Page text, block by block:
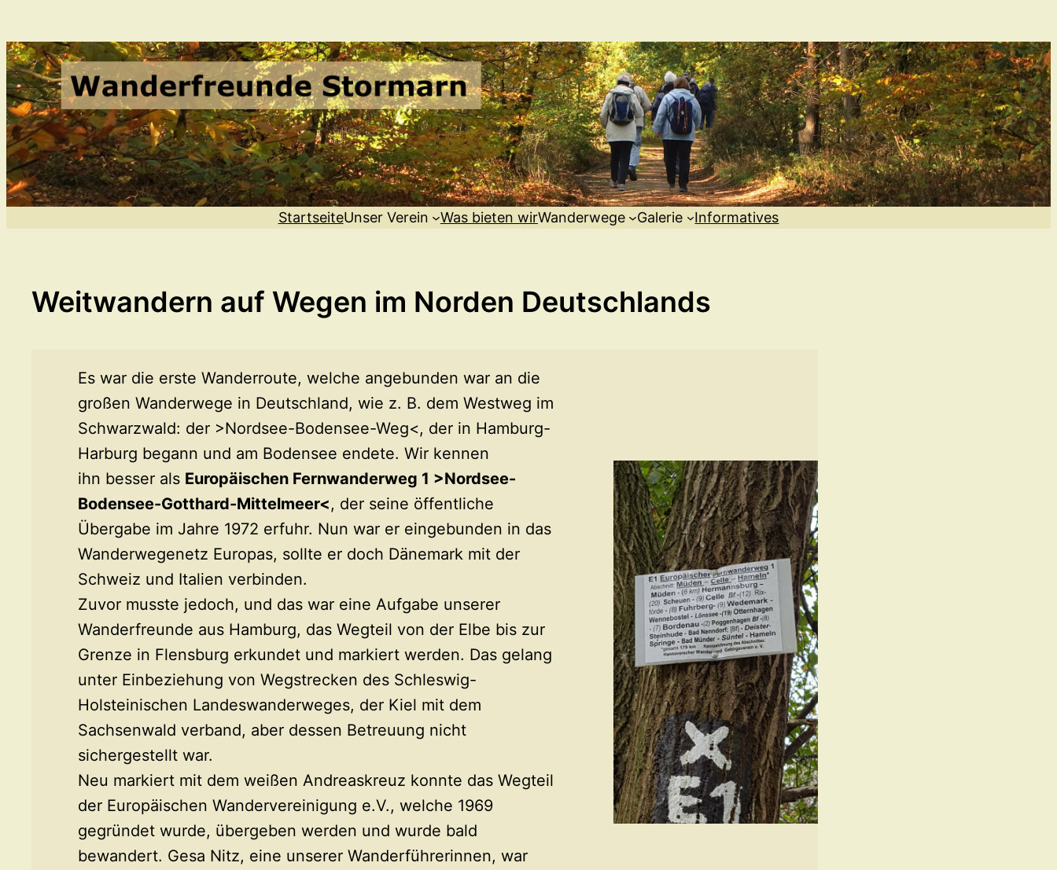
Inhalt
springen
StartseiteUnser Verein Was bieten wirWanderwege Galerie Informatives
Weitwandern auf Wegen im Norden Deutschlands
Es war die erste Wanderroute, welche angebunden war an die
großen Wanderwege in Deutschland, wie z. B. dem Westweg im
Schwarzwald: der >Nordsee-Bodensee-Weg<, der in Hamburg-
Harburg begann und am Bodensee endete. Wir kennen
ihn besser als Europäischen Fernwanderweg 1 >Nordsee-
Bodensee-Gotthard-Mittelmeer<, der seine öffentliche
Übergabe im Jahre 1972 erfuhr. Nun war er eingebunden in das
Wanderwegenetz Europas, sollte er doch Dänemark mit der
Schweiz und Italien verbinden.
Zuvor musste jedoch, und das war eine Aufgabe unserer
Wanderfreunde aus Hamburg, das Wegteil von der Elbe bis zur
Grenze in Flensburg erkundet und markiert werden. Das gelang
unter Einbeziehung von Wegstrecken des Schleswig-
Holsteinischen Landeswanderweges, der Kiel mit dem
Sachsenwald verband, aber dessen Betreuung nicht
sichergestellt war.
Neu markiert mit dem weißen Andreaskreuz konnte das Wegteil
der Europäischen Wandervereinigung e.V., welche 1969
gegründet wurde, übergeben werden und wurde bald
bewandert. Gesa Nitz, eine unserer Wanderführerinnen, war